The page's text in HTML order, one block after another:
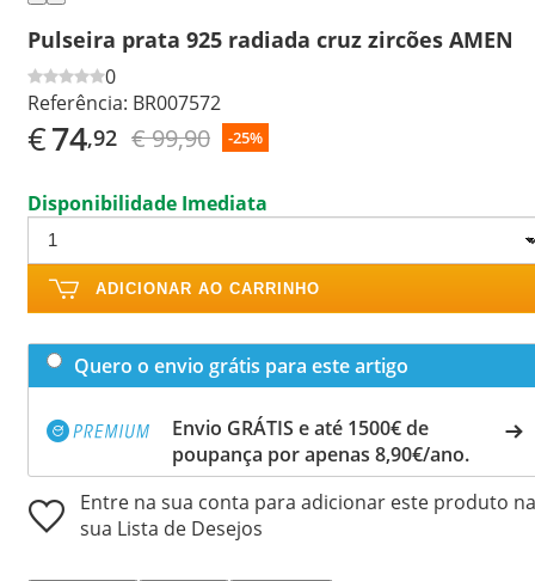
Pulseira prata 925 radiada cruz zircões AMEN
0
Referência: BR007572
€74,92 € 99,90 -25%
Disponibilidade Imediata
ADICIONAR AO CARRINHO
Quero o envio grátis para este artigo
Envio GRÁTIS e até 1500€ de
poupança por apenas 8,90€/ano.
Entre na sua conta para adicionar este produto na
sua Lista de Desejos